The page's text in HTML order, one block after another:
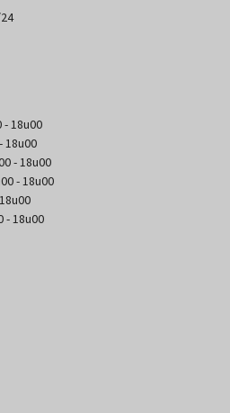
- 18u00
18u00
- 18u00
- 18u00
- 18u00